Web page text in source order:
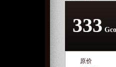
333
原价